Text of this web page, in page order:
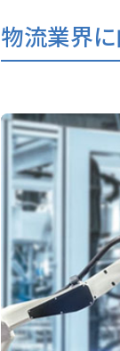
物流業界に